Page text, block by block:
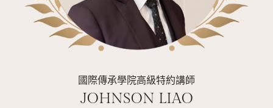
國際傳承學院高級特約講師
JOHNSON LIAO